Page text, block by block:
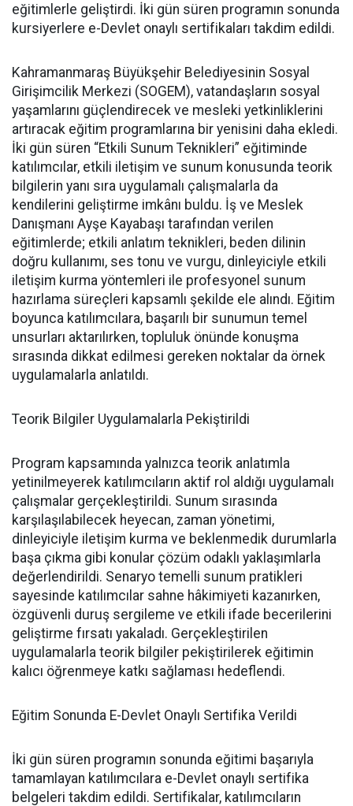
eğitimlerle geliştirdi. İki gün süren programın sonunda
kursiyerlere e-Devlet onaylı sertifikaları takdim edildi.
Kahramanmaraş Büyükşehir Belediyesinin Sosyal
Girişimcilik Merkezi (SOGEM), vatandaşların sosyal
yaşamlarını güçlendirecek ve mesleki yetkinliklerini
artıracak eğitim programlarına bir yenisini daha ekledi.
İki gün süren “Etkili Sunum Teknikleri” eğitiminde
katılımcılar, etkili iletişim ve sunum konusunda teorik
bilgilerin yanı sıra uygulamalı çalışmalarla da
kendilerini geliştirme imkânı buldu. İş ve Meslek
Danışmanı Ayşe Kayabaşı tarafından verilen
eğitimlerde; etkili anlatım teknikleri, beden dilinin
doğru kullanımı, ses tonu ve vurgu, dinleyiciyle etkili
iletişim kurma yöntemleri ile profesyonel sunum
hazırlama süreçleri kapsamlı şekilde ele alındı. Eğitim
boyunca katılımcılara, başarılı bir sunumun temel
unsurları aktarılırken, topluluk önünde konuşma
sırasında dikkat edilmesi gereken noktalar da örnek
uygulamalarla anlatıldı.
Teorik Bilgiler Uygulamalarla Pekiştirildi
Program kapsamında yalnızca teorik anlatımla
yetinilmeyerek katılımcıların aktif rol aldığı uygulamalı
çalışmalar gerçekleştirildi. Sunum sırasında
karşılaşılabilecek heyecan, zaman yönetimi,
dinleyiciyle iletişim kurma ve beklenmedik durumlarla
başa çıkma gibi konular çözüm odaklı yaklaşımlarla
değerlendirildi. Senaryo temelli sunum pratikleri
sayesinde katılımcılar sahne hâkimiyeti kazanırken,
özgüvenli duruş sergileme ve etkili ifade becerilerini
geliştirme fırsatı yakaladı. Gerçekleştirilen
uygulamalarla teorik bilgiler pekiştirilerek eğitimin
kalıcı öğrenmeye katkı sağlaması hedeflendi.
Eğitim Sonunda E-Devlet Onaylı Sertifika Verildi
İki gün süren programın sonunda eğitimi başarıyla
tamamlayan katılımcılara e-Devlet onaylı sertifika
belgeleri takdim edildi. Sertifikalar, katılımcıların